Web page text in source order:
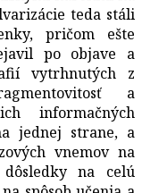
teda stáli
pričom ešte
po objave a
vytrhnutých z
a
informačných
jednej strane, a
vnemov na
na celú